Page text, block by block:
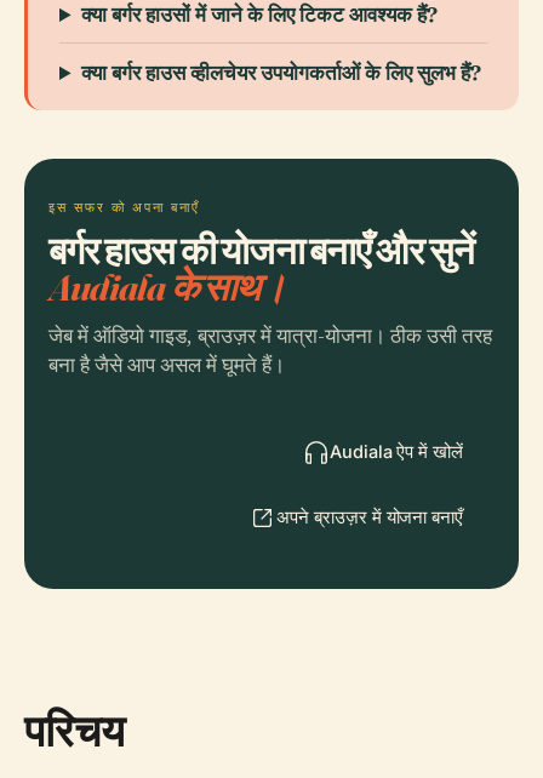
क्या बर्गर हाउसों में जाने के लिए टिकट आवश्यक हैं?
क्या बर्गर हाउस व्हीलचेयर उपयोगकर्ताओं के लिए सुलभ हैं?
इस सफर को अपना बनाएँ
बर्गर हाउस की योजना बनाएँ और सुनें
Audiala के साथ।
जेब में ऑडियो गाइड, ब्राउज़र में यात्रा-योजना। ठीक उसी तरह
बना है जैसे आप असल में घूमते हैं।
Audiala ऐप में खोलें
अपने ब्राउज़र में योजना बनाएँ
परिचय